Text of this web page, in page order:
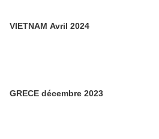
VIETNAM Avril 2024
GRECE décembre 2023